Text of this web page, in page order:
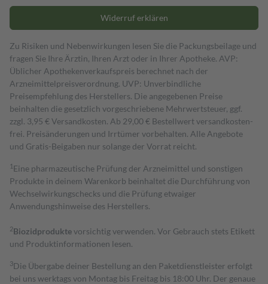
Widerruf erklären
Zu Risiken und Nebenwirkungen lesen Sie die Packungsbeilage und
fragen Sie Ihre Ärztin, Ihren Arzt oder in Ihrer Apotheke. AVP:
Üblicher Apothekenverkaufspreis berechnet nach der
Arzneimittelpreisverordnung. UVP: Unverbindliche
Preisempfehlung des Herstellers. Die angegebenen Preise
beinhalten die gesetzlich vorgeschriebene Mehrwertsteuer, ggf.
zzgl. 3,95 € Versandkosten. Ab 29,00 € Bestell­wert versand­kosten­
frei. Preisänderungen und Irrtümer vorbehalten. Alle Angebote
und Gratis-Beigaben nur solange der Vorrat reicht.
1 Eine pharmazeutische Prüfung der Arzneimittel und sonstigen
Produkte in deinem Warenkorb beinhaltet die Durchführung von
Wechselwirkungschecks und die Prüfung etwaiger
Anwendungshinweise des Herstellers.
2Biozidproduktevorsichtig verwenden. Vor Gebrauch stets Etikett
und Produktinformationen lesen.
3Die Übergabe deiner Bestellung an den Paketdienstleister erfolgt
bei uns werktags von Montag bis Freitag bis 18:00 Uhr. Der genaue